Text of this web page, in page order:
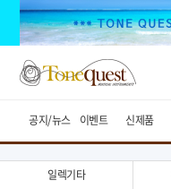
공지/뉴스 이벤트 신제품
일렉기타